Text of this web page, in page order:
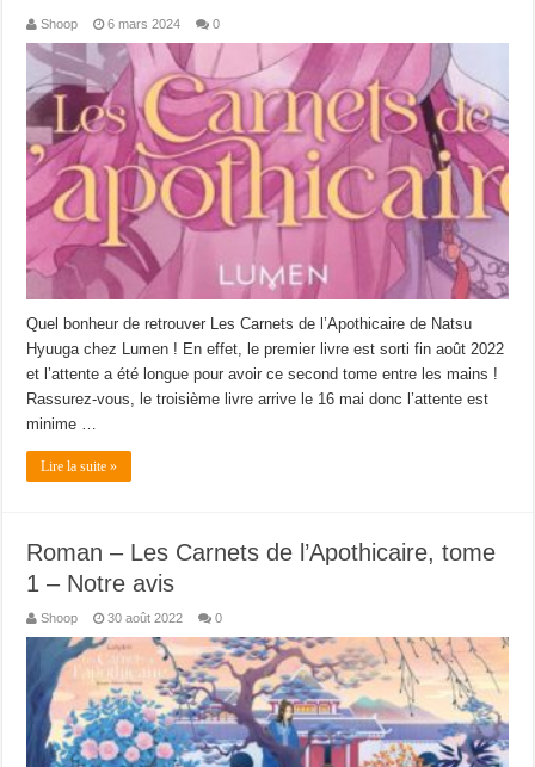
Shoop 6 mars 2024 0
Quel bonheur de retrouver Les Carnets de l’Apothicaire de Natsu
Hyuuga chez Lumen ! En effet, le premier livre est sorti fin août 2022
et l’attente a été longue pour avoir ce second tome entre les mains !
Rassurez-vous, le troisième livre arrive le 16 mai donc l’attente est
minime …
Lire la suite »
Roman – Les Carnets de l’Apothicaire, tome
1 – Notre avis
Shoop 30 août 2022 0